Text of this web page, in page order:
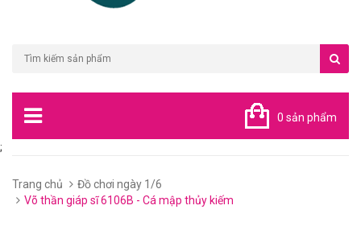
0 sản phẩm
;
Trang chủ
Đồ chơi ngày 1/6
Võ thần giáp sĩ 6106B - Cá mập thủy kiếm